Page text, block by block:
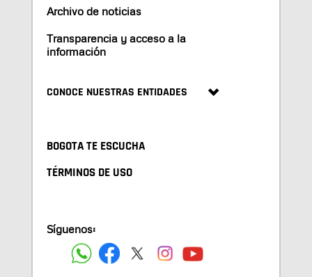
Archivo de noticias
Transparencia y acceso a la
información
CONOCE NUESTRAS ENTIDADES
BOGOTA TE ESCUCHA
TÉRMINOS DE USO
Síguenos: